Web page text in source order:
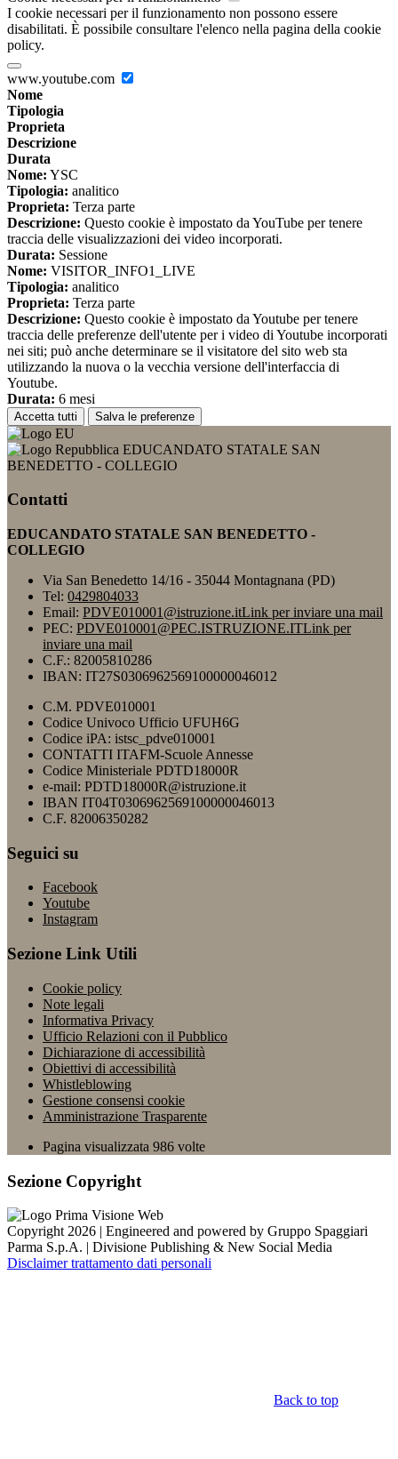
I cookie necessari per il funzionamento non possono essere
disabilitati. È possibile consultare l'elenco nella pagina della cookie
policy.
www.youtube.com
Nome
Tipologia
Proprieta
Descrizione
Durata
Nome: YSC
Tipologia: analitico
Proprieta: Terza parte
Descrizione: Questo cookie è impostato da YouTube per tenere
traccia delle visualizzazioni dei video incorporati.
Durata: Sessione
Nome: VISITOR_INFO1_LIVE
Tipologia: analitico
Proprieta: Terza parte
Descrizione: Questo cookie è impostato da Youtube per tenere
traccia delle preferenze dell'utente per i video di Youtube incorporati
nei siti; può anche determinare se il visitatore del sito web sta
utilizzando la nuova o la vecchia versione dell'interfaccia di
Youtube.
Durata: 6 mesi
Accetta tutti Salva le preferenze
EDUCANDATO STATALE SAN
BENEDETTO - COLLEGIO
Contatti
EDUCANDATO STATALE SAN BENEDETTO -
COLLEGIO
Via San Benedetto 14/16 - 35044 Montagnana (PD)
Tel: 0429804033
Email: PDVE010001@istruzione.itLink per inviare una mail
PEC: PDVE010001@PEC.ISTRUZIONE.ITLink per
inviare una mail
C.F.: 82005810286
IBAN: IT27S0306962569100000046012
C.M. PDVE010001
Codice Univoco Ufficio UFUH6G
Codice iPA: istsc_pdve010001
CONTATTI ITAFM-Scuole Annesse
Codice Ministeriale PDTD18000R
e-mail: PDTD18000R@istruzione.it
IBAN IT04T0306962569100000046013
C.F. 82006350282
Seguici su
Facebook
Youtube
Instagram
Sezione Link Utili
Cookie policy
Note legali
Informativa Privacy
Ufficio Relazioni con il Pubblico
Dichiarazione di accessibilità
Obiettivi di accessibilità
Whistleblowing
Gestione consensi cookie
Amministrazione Trasparente
Pagina visualizzata 986 volte
Sezione Copyright
Copyright 2026 | Engineered and powered by Gruppo Spaggiari
Parma S.p.A. | Divisione Publishing & New Social Media
Disclaimer trattamento dati personali
Back to top